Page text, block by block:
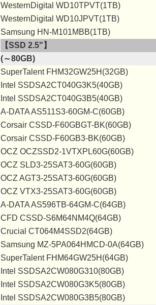
WesternDigital WD10TPVT(1TB)
WesternDigital WD10JPVT(1TB)
Samsung HN-M101MBB(1TB)
【SSD 2.5"】
(～80GB)
SuperTalent FHM32GW25H(32GB)
Intel SSDSA2CT040G3K5(40GB)
Intel SSDSA2CT040G3B5(40GB)
A-DATA AS511S3-60GM-C(60GB)
Corsair CSSD-F60GBGT-BK(60GB)
Corsair CSSD-F60GB3-BK(60GB)
OCZ OCZSSD2-1VTXPL60G(60GB)
OCZ SLD3-25SAT3-60G(60GB)
OCZ AGT3-25SAT3-60G(60GB)
OCZ VTX3-25SAT3-60G(60GB)
A-DATA AS596TB-64GM-C(64GB)
CFD CSSD-S6M64NM4Q(64GB)
Crucial CT064M4SSD2(64GB)
Samsung MZ-5PA064HMCD-0A(64GB)
SuperTalent FHM64GW25H(64GB)
Intel SSDSA2CW080G310(80GB)
Intel SSDSA2CW080G3K5(80GB)
Intel SSDSA2CW080G3B5(80GB)